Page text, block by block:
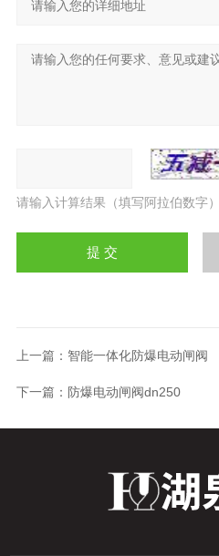
请输入计算结果（填写阿拉伯数字
上一篇： 智能一体化防爆电动闸阀
下一篇： 防爆电动闸阀dn250